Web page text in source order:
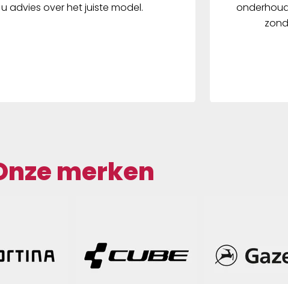
u advies over het juiste model.
merken